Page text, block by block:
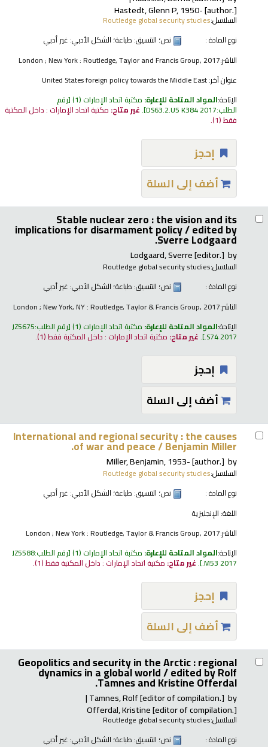
Hastedt, Glenn P, 1950-[author.]
السلاسل:Routledge global security studies
نوع المادة :
نص؛ التنسيق: طباعة؛ الشكل الأدبي: غير أدبي
الناشر:London ; New York : Routledge, Taylor and Francis Group, 2017
عنوان آخر:United States foreign policy towards the Middle East
الإتاحة:المواد المتاحة للإعارة: مكتبة اتحاد الإمارات (1) رقم
الطلب:DS63.2.U5 K384 2017
.غير متاح: مكتبة اتحاد الإمارات : داخل المكتبة
فقط(1).
إحجز
أضف إلى السلة
Stable nuclear zero : the vision and its
implications for disarmament policy /edited by
Sverre Lodgaard.
by
Lodgaard, Sverre[editor.]
السلاسل:Routledge global security studies
نوع المادة :
نص؛ التنسيق: طباعة؛ الشكل الأدبي: غير أدبي
الناشر:London ; New York, NY : Routledge, Taylor & Francis Group, 2017
الإتاحة:المواد المتاحة للإعارة: مكتبة اتحاد الإمارات (1) رقم الطلب:JZ5675
.S74 2017
.غير متاح: مكتبة اتحاد الإمارات : داخل المكتبة فقط(1).
إحجز
أضف إلى السلة
International and regional security : the causes
of war and peace /Benjamin Miller.
by
Miller, Benjamin, 1953-[author.]
السلاسل:Routledge global security studies
نوع المادة :
نص؛ التنسيق: طباعة؛ الشكل الأدبي: غير أدبي
اللغة: الإنجليزية
الناشر:London ; New York : Routledge, Taylor & Francis Group, 2017
الإتاحة:المواد المتاحة للإعارة: مكتبة اتحاد الإمارات (1) رقم الطلب:JZ5588
.M53 2017
.غير متاح: مكتبة اتحاد الإمارات : داخل المكتبة فقط(1).
إحجز
أضف إلى السلة
Geopolitics and security in the Arctic : regional
dynamics in a global world /edited by Rolf
Tamnes and Kristine Offerdal.
by
Tamnes, Rolf[editor of compilation.]
Offerdal, Kristine[editor of compilation.]
السلاسل:Routledge global security studies
نوع المادة :
نص؛ التنسيق: طباعة؛ الشكل الأدبي: غير أدبي